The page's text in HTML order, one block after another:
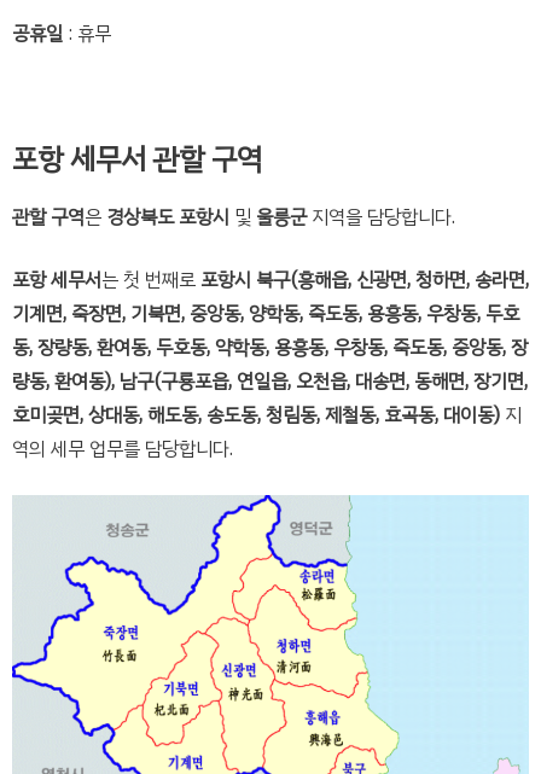
공휴일 : 휴무
포항 세무서 관할 구역
관할 구역은 경상북도 포항시 및 울릉군지역을 담당합니다.
포항 세무서는 첫 번째로 포항시 북구(흥해읍, 신광면, 청하면, 송라면,
기계면, 죽장면, 기북면, 중앙동, 양학동, 죽도동, 용흥동, 우창동, 두호
동, 장량동, 환여동, 두호동, 약학동, 용흥동, 우창동, 죽도동, 중앙동, 장
량동, 환여동), 남구(구룡포읍, 연일읍, 오천읍, 대송면, 동해면, 장기면,
호미곶면, 상대동, 해도동, 송도동, 청림동, 제철동, 효곡동, 대이동) 지
역의 세무 업무를 담당합니다.